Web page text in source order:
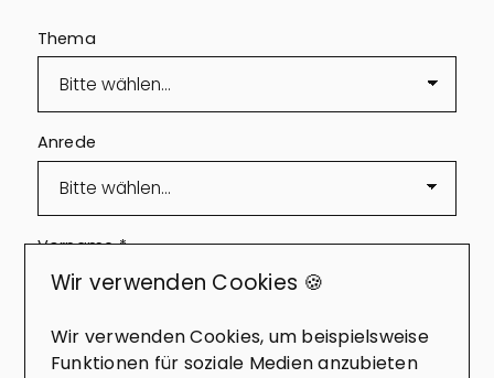
Thema
Anrede
Vorname*
Nachname*
Wir verwenden Cookies 🍪
Wir verwenden Cookies, um beispielsweise
Funktionen für soziale Medien anzubieten